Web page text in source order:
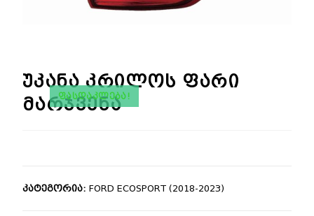
ᲤᲐᲡᲓᲐᲙᲚᲔᲑᲐ!
უკანა კრილოს ფარი
მარჯვენა
კატეგორია:FORD ECOSPORT (2018-2023)